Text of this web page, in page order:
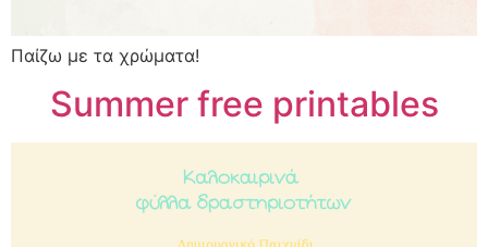
Παίζω με τα χρώματα!
Summer free printables